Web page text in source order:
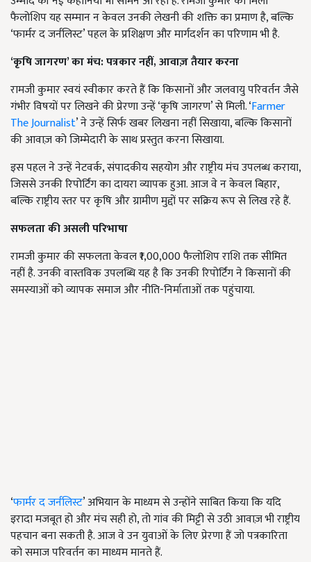
फैलोशिप यह सम्मान न केवल उनकी लेखनी की शक्ति का प्रमाण है, बल्कि
‘फार्मर द जर्नलिस्ट’ पहल के प्रशिक्षण और मार्गदर्शन का परिणाम भी है.
‘कृषि जागरण’ का मंच: पत्रकार नहीं,आवाज़ तैयार करना
रामजी कुमार स्वयं स्वीकार करते हैं कि किसानों और जलवायु परिवर्तन जैसे
गंभीर विषयों पर लिखने की प्रेरणा उन्हें ‘कृषि जागरण’ से मिली. ‘Farmer
The Journalist’ ने उन्हें सिर्फ खबर लिखना नहीं सिखाया, बल्कि किसानों
की आवाज़ को जिम्मेदारी के साथ प्रस्तुत करना सिखाया.
इस पहल ने उन्हें नेटवर्क, संपादकीय सहयोग और राष्ट्रीय मंच उपलब्ध कराया,
जिससे उनकी रिपोर्टिंग का दायरा व्यापक हुआ. आज वे न केवल बिहार,
बल्कि राष्ट्रीय स्तर पर कृषि और ग्रामीण मुद्दों पर सक्रिय रूप से लिख रहे हैं.
सफलता की असली परिभाषा
रामजी कुमार की सफलता केवल ₹1,00,000 फैलोशिप राशि तक सीमित
नहीं है. उनकी वास्तविक उपलब्धि यह है कि उनकी रिपोर्टिंग ने किसानों की
समस्याओं को व्यापक समाज और नीति-निर्माताओं तक पहुंचाया.
‘फार्मर द जर्नलिस्ट’ अभियान के माध्यम से उन्होंने साबित किया कि यदि
इरादा मजबूत हो और मंच सही हो, तो गांव की मिट्टी से उठी आवाज़ भी राष्ट्रीय
पहचान बना सकती है. आज वे उन युवाओं के लिए प्रेरणा हैं जो पत्रकारिता
को समाज परिवर्तन का माध्यम मानते हैं.